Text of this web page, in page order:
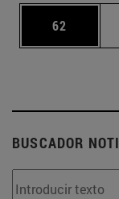
Página
62
BUSCADOR